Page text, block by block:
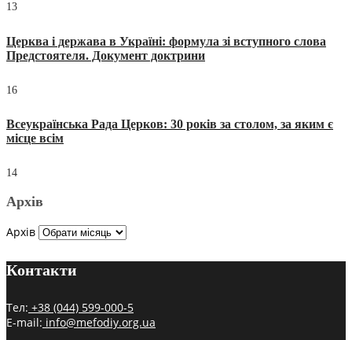
13
Церква і держава в Україні: формула зі вступного слова
Предстоятеля. Документ доктрини
16
Всеукраїнська Рада Церков: 30 років за столом, за яким є
місце всім
14
Архів
Архів
Контакти
Тел: +38 (044) 599-000-5
E-mail: info@mefodiy.org.ua